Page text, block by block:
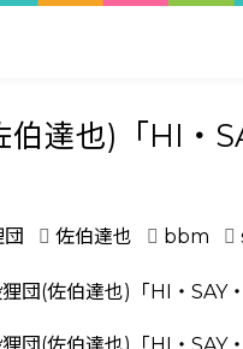
達也)「HI・
佐伯達也 bbm